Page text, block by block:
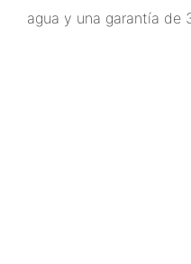
agua y una garantía de